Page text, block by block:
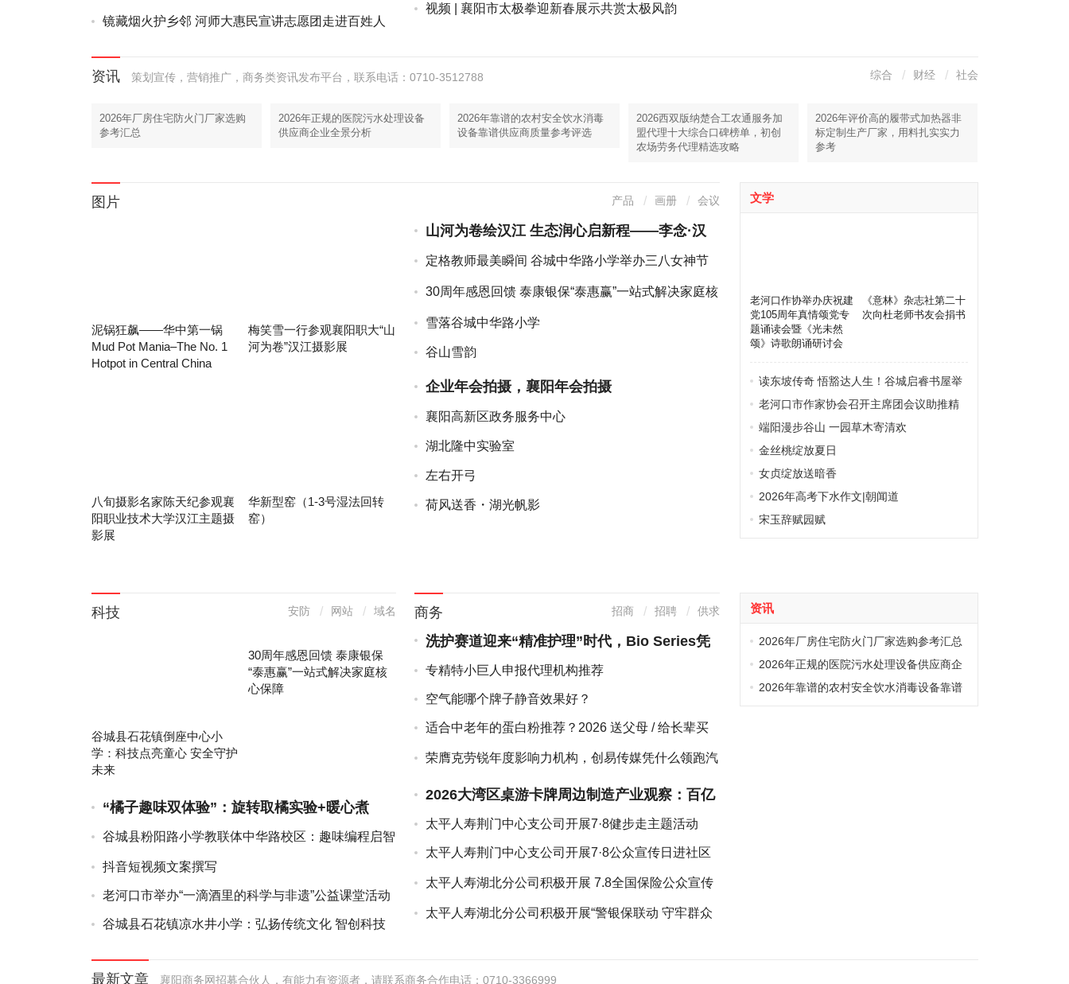
镜藏烟火护乡邻 河师大惠民宣讲志愿团走进百姓人
视频 | 襄阳市太极拳迎新春展示共赏太极风韵
资讯 策划宣传，营销推广，商务类资讯发布平台，联系电话：0710-3512788 综合 财经 社会
2026年厂房住宅防火门厂家选购
参考汇总
2026年正规的医院污水处理设备
供应商企业全景分析
2026年靠谱的农村安全饮水消毒
设备靠谱供应商质量参考评选
2026西双版纳楚合工农通服务加
盟代理十大综合口碑榜单，初创
农场劳务代理精选攻略
2026年评价高的履带式加热器非
标定制生产厂家，用料扎实实力
参考
图片 产品 画册 会议
泥锅狂飙——华中第一锅
Mud Pot Mania–The No. 1
Hotpot in Central China
梅笑雪一行参观襄阳职大“山
河为卷”汉江摄影展
八旬摄影名家陈天纪参观襄
阳职业技术大学汉江主题摄
影展
华新型窑（1-3号湿法回转
窑）
山河为卷绘汉江 生态润心启新程——李念·汉
江自然地理图志摄影作品展在襄阳职业技术大
学开展
定格教师最美瞬间 谷城中华路小学举办三八女神节
30周年感恩回馈 泰康银保“泰惠赢”一站式解决家庭核
雪落谷城中华路小学
谷山雪韵
企业年会拍摄，襄阳年会拍摄
襄阳高新区政务服务中心
湖北隆中实验室
左右开弓
荷风送香・湖光帆影
文学
老河口作协举办庆祝建
党105周年真情颂党专
题诵读会暨《光未然
颂》诗歌朗诵研讨会
《意林》杂志社第二十
次向杜老师书友会捐书
读东坡传奇 悟豁达人生！谷城启睿书屋举
办六月《苏东坡传》读书会
老河口市作家协会召开主席团会议助推精
品创作工作
端阳漫步谷山 一园草木寄清欢
金丝桃绽放夏日
女贞绽放送暗香
2026年高考下水作文|朝闻道
宋玉辞赋园赋
科技 安防 网站 域名
谷城县石花镇倒座中心小
学：科技点亮童心 安全守护
未来
30周年感恩回馈 泰康银保
“泰惠赢”一站式解决家庭核
心保障
“橘子趣味双体验”：旋转取橘实验+暖心煮
水，快乐翻倍！
谷城县粉阳路小学教联体中华路校区：趣味编程启智
抖音短视频文案撰写
老河口市举办“一滴酒里的科学与非遗”公益课堂活动
谷城县石花镇凉水井小学：弘扬传统文化 智创科技
商务 招商 招聘 供求
洗护赛道迎来“精准护理”时代，Bio Series凭
硬核功效...
专精特小巨人申报代理机构推荐
空气能哪个牌子静音效果好？
适合中老年的蛋白粉推荐？2026 送父母 / 给长辈买
荣膺克劳锐年度影响力机构，创易传媒凭什么领跑汽
2026大湾区桌游卡牌周边制造产业观察：百亿
市场遭遇合规“大...
太平人寿荆门中心支公司开展7·8健步走主题活动
太平人寿荆门中心支公司开展7·8公众宣传日进社区
太平人寿湖北分公司积极开展 7.8全国保险公众宣传
太平人寿湖北分公司积极开展“警银保联动 守牢群众
资讯
2026年厂房住宅防火门厂家选购参考汇总
2026年正规的医院污水处理设备供应商企
业全景分析
2026年靠谱的农村安全饮水消毒设备靠谱
最新文章 襄阳商务网招募合伙人，有能力有资源者，请联系商务合作电话：0710-3366999